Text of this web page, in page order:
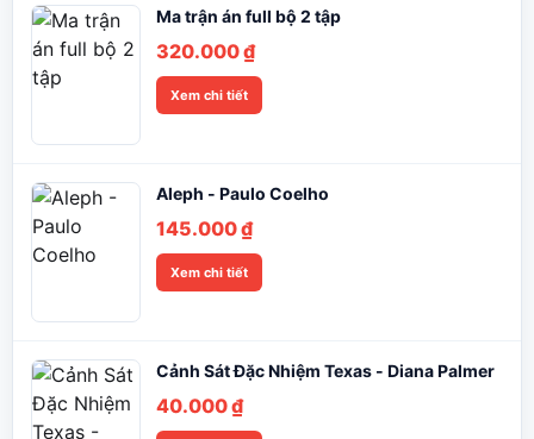
Ma trận án full bộ 2 tập
320.000₫
Xem chi tiết
Aleph - Paulo Coelho
145.000₫
Xem chi tiết
Cảnh Sát Đặc Nhiệm Texas - Diana Palmer
40.000₫